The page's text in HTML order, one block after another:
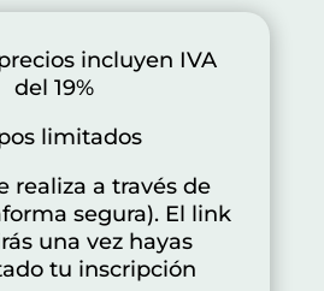
incluyen IVA
del 19%
limitados
realiza a través de
segura). El link
una vez hayas
tu inscripción